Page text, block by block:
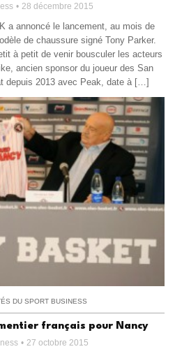
28 décembre 2015
a annoncé le lancement, au mois de
de chaussure signé Tony Parker.
à petit de venir bousculer les acteurs
ancien sponsor du joueur des San
depuis 2013 avec Peak, date à […]
DU SPORT BUSINESS
français pour Nancy
27 octobre 2015